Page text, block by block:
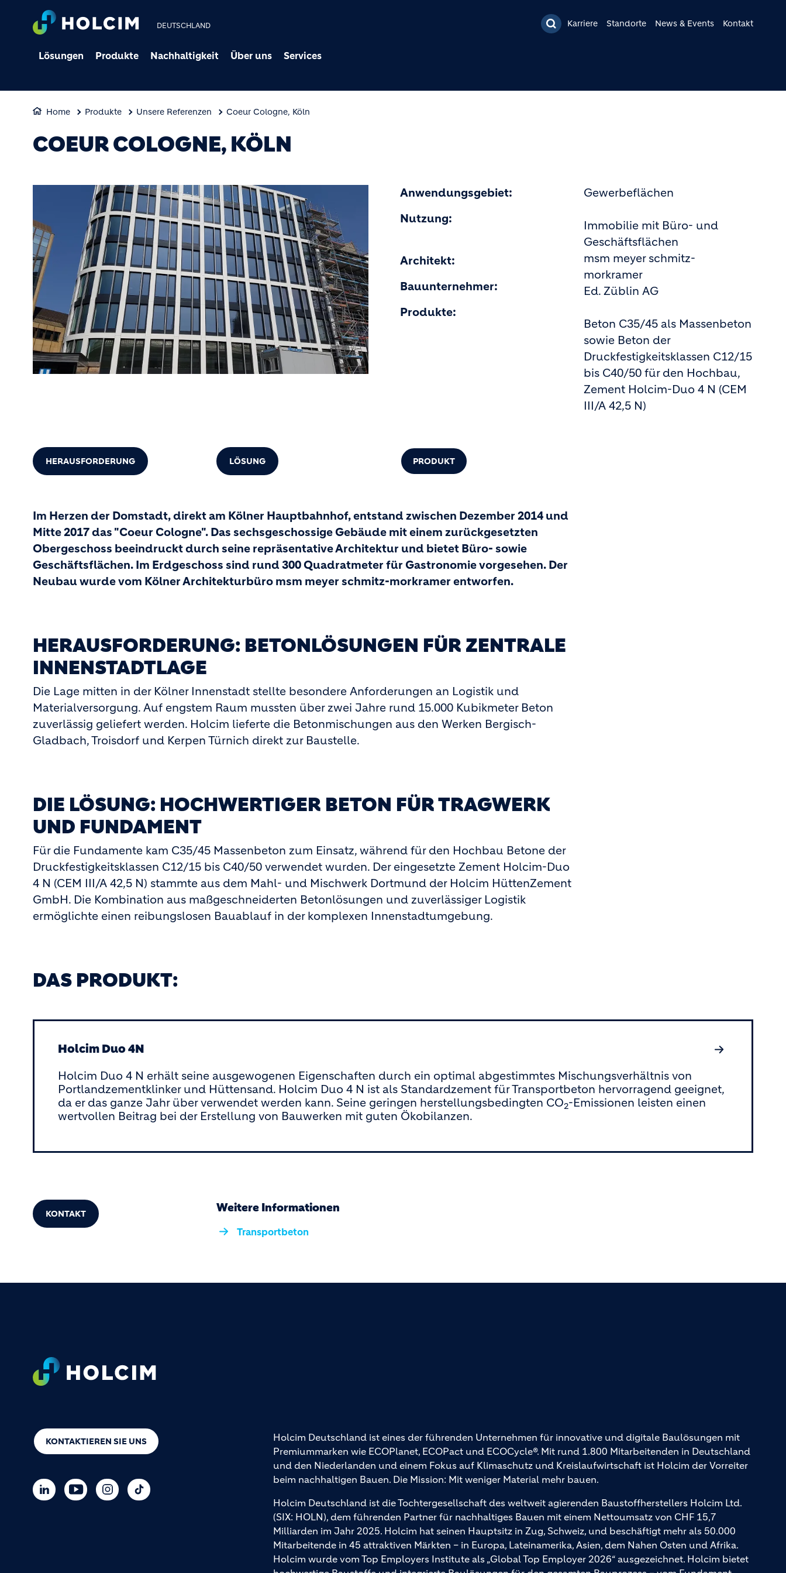
DEUTSCHLAND Karriere Standorte News & Events Kontakt
Lösungen Produkte Nachhaltigkeit Über uns Services
Home Produkte Unsere Referenzen Coeur Cologne, Köln
COEUR COLOGNE, KÖLN
Anwendungsgebiet:
Nutzung:
Architekt:
Bauunternehmer:
Produkte:
Gewerbeflächen
Immobilie mit Büro- und
Geschäftsflächen
msm meyer schmitz-
morkramer
Ed. Züblin AG
Beton C35/45 als Massenbeton
sowie Beton der
Druckfestigkeitsklassen C12/15
bis C40/50 für den Hochbau,
Zement Holcim-Duo 4 N (CEM
III/A 42,5 N)
HERAUSFORDERUNG LÖSUNG PRODUKT
Im Herzen der Domstadt, direkt am Kölner Hauptbahnhof, entstand zwischen Dezember 2014 und
Mitte 2017 das "Coeur Cologne". Das sechsgeschossige Gebäude mit einem zurückgesetzten
Obergeschoss beeindruckt durch seine repräsentative Architektur und bietet Büro- sowie
Geschäftsflächen. Im Erdgeschoss sind rund 300 Quadratmeter für Gastronomie vorgesehen. Der
Neubau wurde vom Kölner Architekturbüro msm meyer schmitz-morkramer entworfen.
HERAUSFORDERUNG: BETONLÖSUNGEN FÜR ZENTRALE
INNENSTADTLAGE
Die Lage mitten in der Kölner Innenstadt stellte besondere Anforderungen an Logistik und
Materialversorgung. Auf engstem Raum mussten über zwei Jahre rund 15.000 Kubikmeter Beton
zuverlässig geliefert werden. Holcim lieferte die Betonmischungen aus den Werken Bergisch-
Gladbach, Troisdorf und Kerpen Türnich direkt zur Baustelle.
DIE LÖSUNG: HOCHWERTIGER BETON FÜR TRAGWERK
UND FUNDAMENT
Für die Fundamente kam C35/45 Massenbeton zum Einsatz, während für den Hochbau Betone der
Druckfestigkeitsklassen C12/15 bis C40/50 verwendet wurden. Der eingesetzte Zement Holcim-Duo
4 N (CEM III/A 42,5 N) stammte aus dem Mahl- und Mischwerk Dortmund der Holcim HüttenZement
GmbH. Die Kombination aus maßgeschneiderten Betonlösungen und zuverlässiger Logistik
ermöglichte einen reibungslosen Bauablauf in der komplexen Innenstadtumgebung.
DAS PRODUKT:
Holcim Duo 4N
Holcim Duo 4 N erhält seine ausgewogenen Eigenschaften durch ein optimal abgestimmtes Mischungsverhältnis von
Portlandzementklinker und Hüttensand. Holcim Duo 4 N ist als Standardzement für Transportbeton hervorragend geeignet,
da er das ganze Jahr über verwendet werden kann. Seine geringen herstellungsbedingten CO2-Emissionen leisten einen
wertvollen Beitrag bei der Erstellung von Bauwerken mit guten Ökobilanzen.
KONTAKT Weitere Informationen
Transportbeton
KONTAKTIEREN SIE UNS
Holcim Deutschland ist eines der führenden Unternehmen für innovative und digitale Baulösungen mit
Premiummarken wie ECOPlanet, ECOPact und ECOCycle®. Mit rund 1.800 Mitarbeitenden in Deutschland
und den Niederlanden und einem Fokus auf Klimaschutz und Kreislaufwirtschaft ist Holcim der Vorreiter
beim nachhaltigen Bauen. Die Mission: Mit weniger Material mehr bauen.
Holcim Deutschland ist die Tochtergesellschaft des weltweit agierenden Baustoffherstellers Holcim Ltd.
(SIX: HOLN), dem führenden Partner für nachhaltiges Bauen mit einem Nettoumsatz von CHF 15,7
Milliarden im Jahr 2025. Holcim hat seinen Hauptsitz in Zug, Schweiz, und beschäftigt mehr als 50.000
Mitarbeitende in 45 attraktiven Märkten – in Europa, Lateinamerika, Asien, dem Nahen Osten und Afrika.
Holcim wurde vom Top Employers Institute als „Global Top Employer 2026“ ausgezeichnet. Holcim bietet